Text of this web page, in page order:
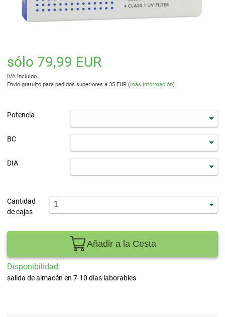
sólo 79,99 EUR
IVA incluido.
Envío gratuito para pedidos superiores a 35 EUR (más información).
Potencia
BC
DIA
Cantidad
de cajas
Añadir a la Cesta
Disponibilidad:
salida de almacén en 7-10 días laborables